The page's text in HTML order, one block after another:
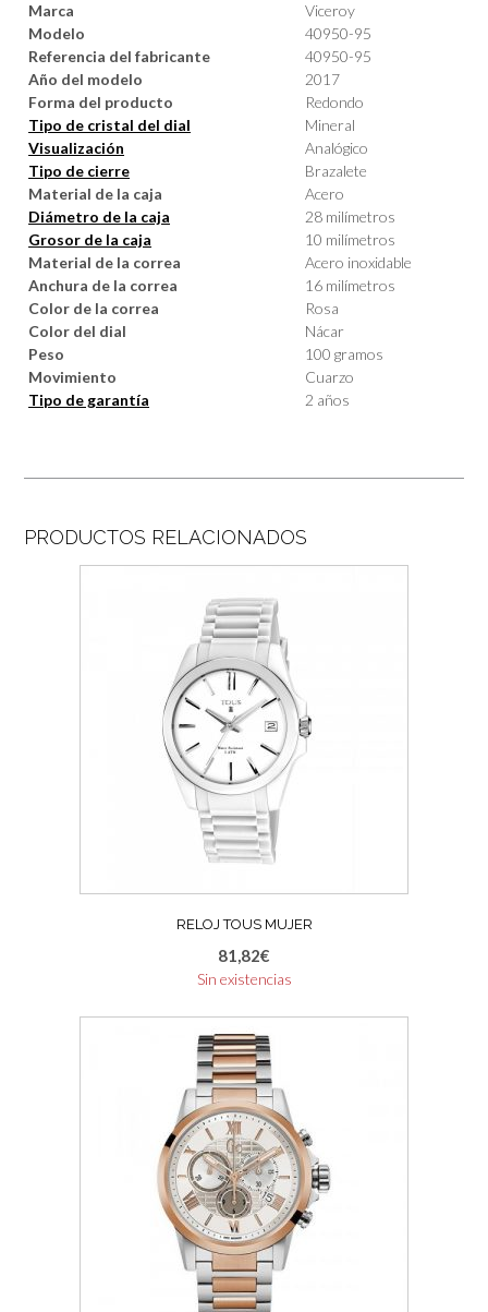
Marca
Viceroy
Modelo
40950-95
Referencia del fabricante
40950-95
Año del modelo
2017
Forma del producto
Redondo
Tipo de cristal del dial
Mineral
Visualización
Analógico
Tipo de cierre
Brazalete
Material de la caja
Acero
Diámetro de la caja
28 milímetros
Grosor de la caja
10 milímetros
Material de la correa
Acero inoxidable
Anchura de la correa
16 milímetros
Color de la correa
Rosa
Color del dial
Nácar
Peso
100 gramos
Movimiento
Cuarzo
Tipo de garantía
2 años
PRODUCTOS RELACIONADOS
RELOJ TOUS MUJER
81,82€
Sin existencias